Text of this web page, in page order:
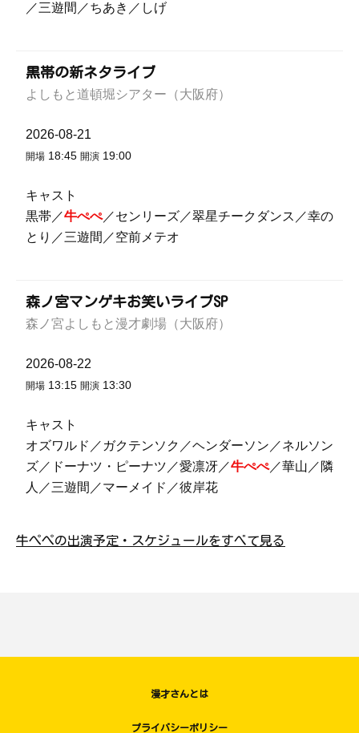
／三遊間／ちあき／しげ
黒帯の新ネタライブ
よしもと道頓堀シアター（大阪府）
2026-08-21
開場 18:45 開演 19:00
キャスト
黒帯／牛ぺぺ／センリーズ／翠星チークダンス／幸の
とり／三遊間／空前メテオ
森ノ宮マンゲキお笑いライブSP
森ノ宮よしもと漫才劇場（大阪府）
2026-08-22
開場 13:15 開演 13:30
キャスト
オズワルド／ガクテンソク／ヘンダーソン／ネルソン
ズ／ドーナツ・ピーナツ／愛凛冴／牛ぺぺ／華山／隣
人／三遊間／マーメイド／彼岸花
牛ぺぺの出演予定・スケジュールをすべて見る
漫才さんとは
プライバシーポリシー